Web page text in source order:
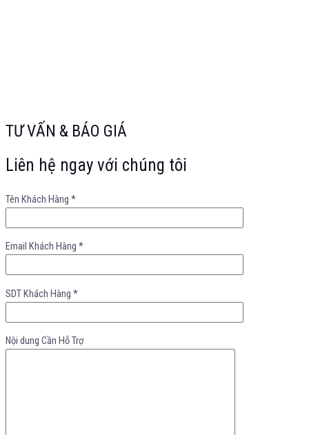
TƯ VẤN & BÁO GIÁ
Liên hệ ngay với chúng tôi
Tên Khách Hàng *
Email Khách Hàng *
SDT Khách Hàng *
Nội dung Cần Hỗ Trợ